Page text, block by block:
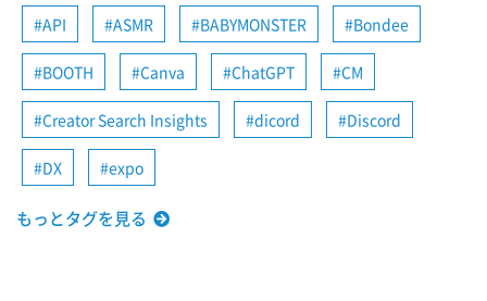
API ASMR BABYMONSTER Bondee
BOOTH Canva ChatGPT CM
Creator Search Insights dicord Discord
DX expo
もっとタグを見る